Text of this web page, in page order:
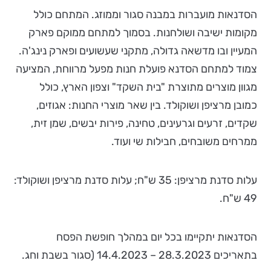
הסדנאות מועברות במבנה סגור וממוזג. המתחם כולל
מקומות ישיבה ושולחנות. בסמוך למתחם ממוקם פארק
המעיין ובו מדשאה גדולה, מתקני שעשועים ופארק נינג'ה.
צמוד למתחם הסדנא פועלת חנות מפעל מרווחת, המציעה
מגוון מוצרים מתוצרת "בית השקד" וצפון הארץ, כולל
כמובן מרציפן ושוקולד. בין שאר מוצרי החנות: אגוזים,
שקדים, זרעים וגרעינים, טחינה, פירות יבשים, שמן זית,
ממרחים משובחים, חבילות שי ועוד.
עלות סדנת מרציפן: 35 ש"ח; עלות סדנת מרציפן ושוקולד:
49 ש"ח.
הסדנאות יתקיימו בכל יום במהלך חופשת הפסח
בתאריכים 28.3.2023 – 14.4.2023 (סגור בשבת וחג.